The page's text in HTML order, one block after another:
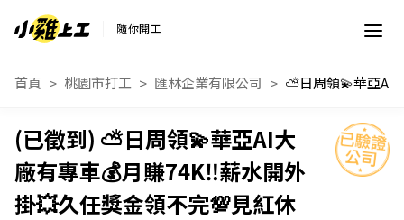
隨你開工
首頁 桃園市打工 匯林企業有限公司
⛅日周領💫華亞AI大
廠有專車💰月賺74K‼️薪水開外
掛💥久任獎金領不完💯見紅休